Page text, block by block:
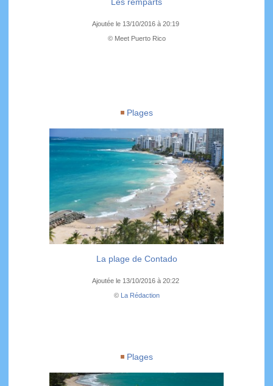
Ajoutée le 13/10/2016 à 20:19
© Meet Puerto Rico
Plages
La plage de Contado
Ajoutée le 13/10/2016 à 20:22
© La Rédaction
Plages